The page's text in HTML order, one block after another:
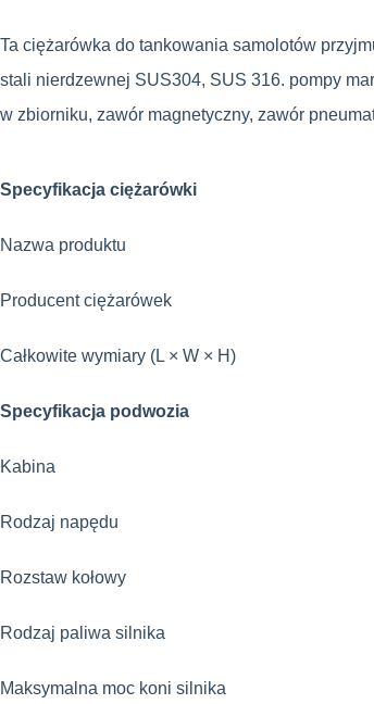
Ta ciężarówka do tankowania samolotów
stali nierdzewnej SUS304, SUS 316. pompy
w zbiorniku, zawór magnetyczny, zawór
Specyfikacja ciężarówki
Nazwa produktu
Producent ciężarówek
Całkowite wymiary (L × W × H)
Specyfikacja podwozia
Kabina
Rodzaj napędu
Rozstaw kołowy
Rodzaj paliwa silnika
Maksymalna moc koni silnika